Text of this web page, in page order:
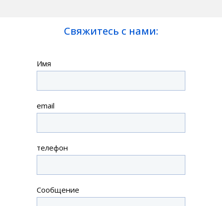
Свяжитесь с нами:
Имя
email
телефон
Сообщение